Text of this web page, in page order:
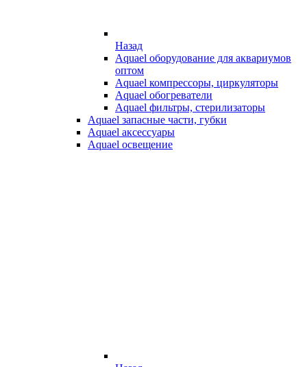
Назад
Aquael оборудование для аквариумов
оптом
Aquael компрессоры, циркуляторы
Aquael обогреватели
Aquael фильтры, стерилизаторы
Aquael запасные части, губки
Aquael аксессуары
Aquael освещение